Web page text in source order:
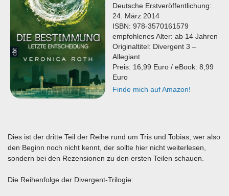
Deutsche Erstveröffentlichung:
24. März 2014
ISBN: 978-3570161579
empfohlenes Alter: ab 14 Jahren
Originaltitel: Divergent 3 –
Allegiant
Preis: 16,99 Euro / eBook: 8,99
Euro
Finde mich auf Amazon!
Dies ist der dritte Teil der Reihe rund um Tris und Tobias, wer also
den Beginn noch nicht kennt, der sollte hier nicht weiterlesen,
sondern bei den Rezensionen zu den ersten Teilen schauen.
Die Reihenfolge der Divergent-Trilogie: